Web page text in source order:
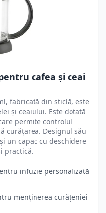
cafea și ceai
fabricată din sticlă, este
și ceaiului. Este dotată
permite controlul
curățarea. Designul său
un capac cu deschidere
practică.
infuzie personalizată
menținerea curățeniei